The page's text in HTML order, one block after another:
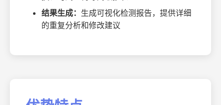
结果生成： 生成可视化检测报告，提供详细
的重复分析和修改建议